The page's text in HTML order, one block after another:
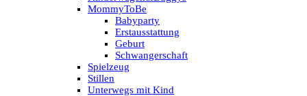
MommyToBe
Babyparty
Erstausstattung
Geburt
Schwangerschaft
Spielzeug
Stillen
Unterwegs mit Kind